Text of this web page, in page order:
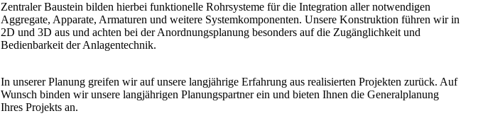
Zentraler Baustein bilden hierbei funktionelle Rohrsysteme für die Integration aller notwendigen
Aggregate, Apparate, Armaturen und weitere Systemkomponenten. Unsere Konstruktion führen wir in
2D und 3D aus und achten bei der Anordnungsplanung besonders auf die Zugänglichkeit und
Bedienbarkeit der Anlagentechnik.
In unserer Planung greifen wir auf unsere langjährige Erfahrung aus realisierten Projekten zurück. Auf
Wunsch binden wir unsere langjährigen Planungspartner ein und bieten Ihnen die Generalplanung
Ihres Projekts an.